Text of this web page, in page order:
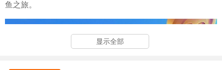
鱼之旅。
显示全部